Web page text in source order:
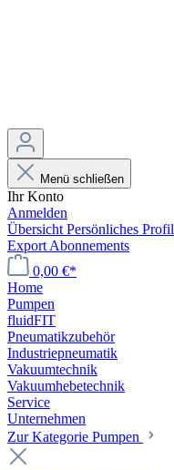
Menü schließen
Ihr Konto
Anmelden
Übersicht Persönliches Profil
Export Abonnements
0,00 €*
Home
Pumpen
fluidFIT
Pneumatikzubehör
Industriepneumatik
Vakuumtechnik
Vakuumhebetechnik
Service
Unternehmen
Zur Kategorie Pumpen